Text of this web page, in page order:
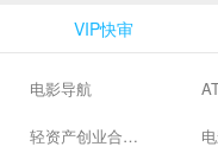
VIP快审
电影导航
轻资产创业合集、私域引流服务、抖音有效粉丝